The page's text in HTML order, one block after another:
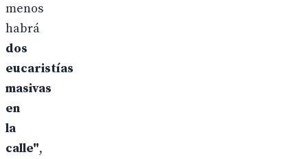
menos
habrá
dos
eucaristías
masivas
en
la
calle",